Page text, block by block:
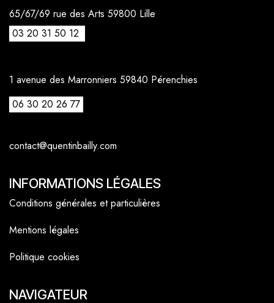
65/67/69 rue des Arts 59800 Lille
03 20 31 50 12
1 avenue des Marronniers 59840 Pérenchies
06 30 20 26 77
contact@quentinbailly.com
INFORMATIONS LÉGALES
Conditions générales et particulières
Mentions légales
Politique cookies
NAVIGATEUR